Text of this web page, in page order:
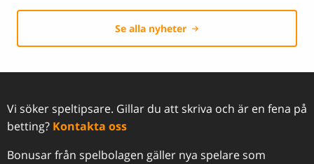
Se alla nyheter
Vi söker speltipsare. Gillar du att skriva och är en fena på
betting? Kontakta oss
Bonusar från spelbolagen gäller nya spelare som